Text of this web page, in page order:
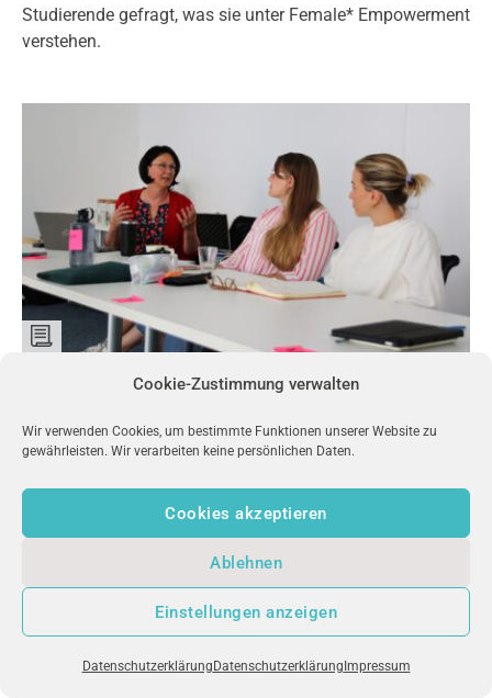
Cookie-Zustimmung verwalten
Wir verwenden Cookies, um bestimmte Funktionen unserer Website zu
gewährleisten. Wir verarbeiten keine persönlichen Daten.
Cookies akzeptieren
Ablehnen
Einstellungen anzeigen
Datenschutzerklärung Datenschutzerklärung Impressum
Studierende gefragt, was sie unter Female* Empowerment
verstehen.
#FEMALE*EMPOWERMENT – EXIST-WOMEN
Mut zum Gründen
Eine diversere Gründungswelt, chancengerechte Führung,
Innovationen aus weiblicher Perspektive – das will das
Programm EXIST-Women fördern. Im Workshop
„Unconscious Bias“ suchen zehn Stipendiatinnen des
Programms nach Strategien, um mit alltäglichen
Wahrnehmungsverzerrungen besser umzugehen.